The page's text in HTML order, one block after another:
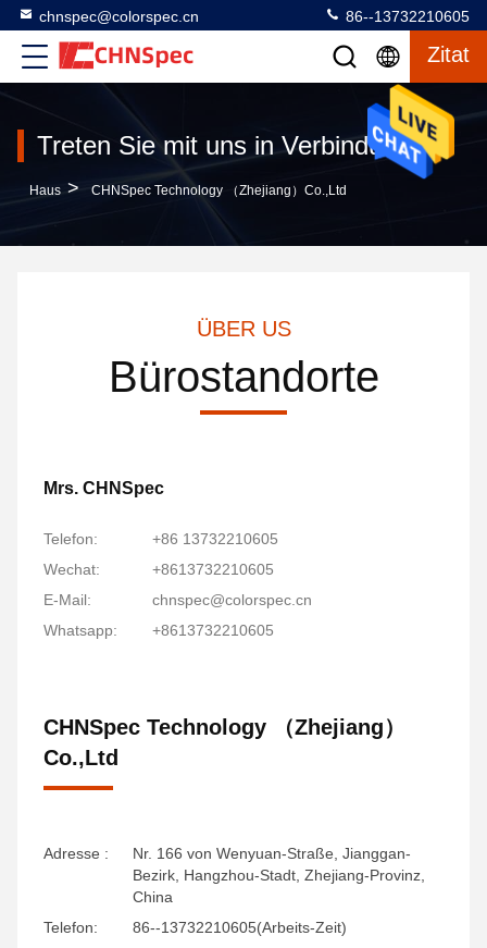
chnspec@colorspec.cn 86--13732210605
Zitat
Treten Sie mit uns in Verbindung
Haus > CHNSpec Technology （Zhejiang）Co.,Ltd
ÜBER US
Bürostandorte
Mrs. CHNSpec
Telefon:
+86 13732210605
Wechat:
+8613732210605
E-Mail:
chnspec@colorspec.cn
Whatsapp:
+8613732210605
CHNSpec Technology （Zhejiang）
Co.,Ltd
Adresse :
Nr. 166 von Wenyuan-Straße, Jianggan-
Bezirk, Hangzhou-Stadt, Zhejiang-Provinz,
China
Telefon:
86--13732210605(Arbeits-Zeit)